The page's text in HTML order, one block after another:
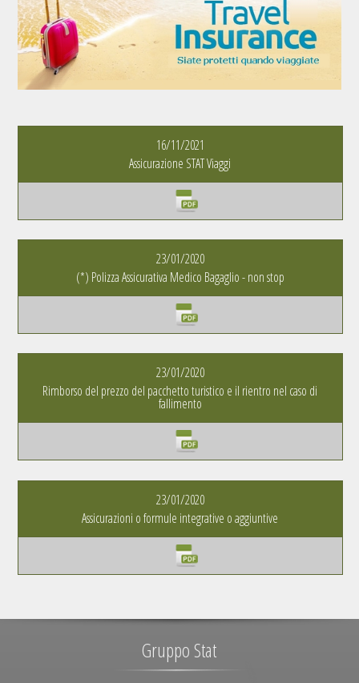
16/11/2021
Assicurazione STAT Viaggi
23/01/2020
(*) Polizza Assicurativa Medico Bagaglio - non stop
23/01/2020
Rimborso del prezzo del pacchetto turistico e il rientro nel caso di
fallimento
23/01/2020
Assicurazioni o formule integrative o aggiuntive
Gruppo Stat